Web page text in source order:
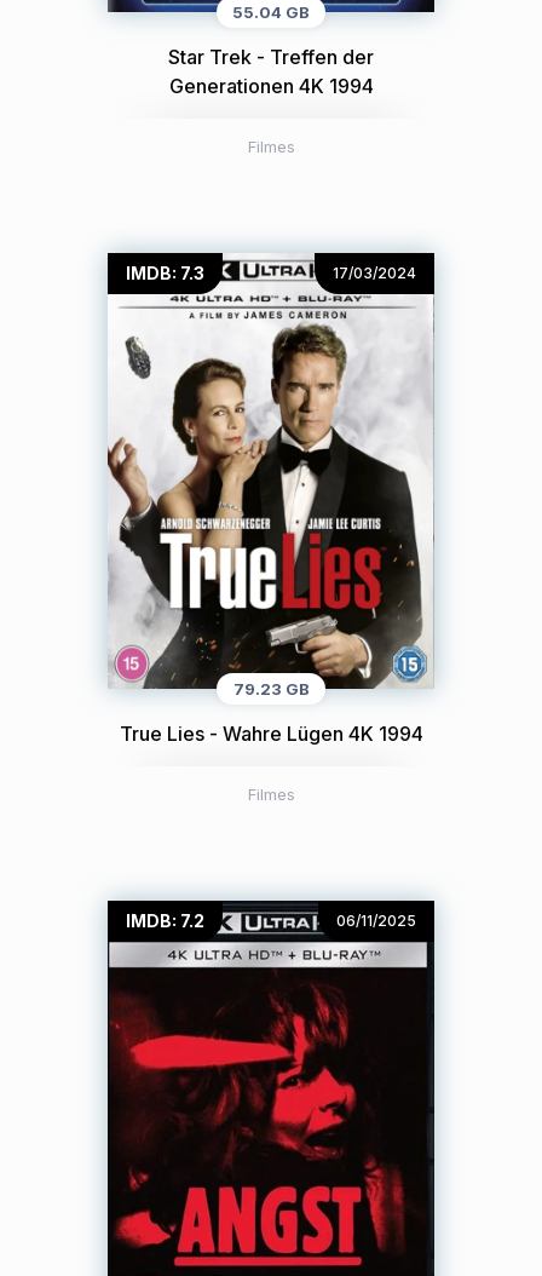
55.04 GB
Star Trek - Treffen der
Generationen 4K 1994
Filmes
IMDB: 7.3 17/03/2024
79.23 GB
True Lies - Wahre Lügen 4K 1994
Filmes
IMDB: 7.2 06/11/2025